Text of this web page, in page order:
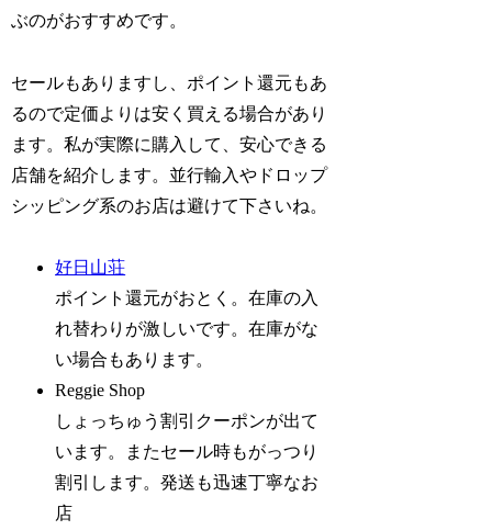
ぶのがおすすめです。
セールもありますし、ポイント還元もあ
るので定価よりは安く買える場合があり
ます。私が実際に購入して、安心できる
店舗を紹介します。並行輸入やドロップ
シッピング系のお店は避けて下さいね。
好日山荘
ポイント還元がおとく。在庫の入
れ替わりが激しいです。在庫がな
い場合もあります。
Reggie Shop
しょっちゅう割引クーポンが出て
います。またセール時もがっつり
割引します。発送も迅速丁寧なお
店